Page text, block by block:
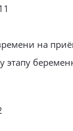
на